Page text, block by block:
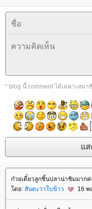
* blog นี้ comment ได้เฉพาะสมา
ก๋วยเตี๋ยวลูกชิ้นปลาน่าชิมมากค่
ดย: สันตะวาใบข้าว 16 พ